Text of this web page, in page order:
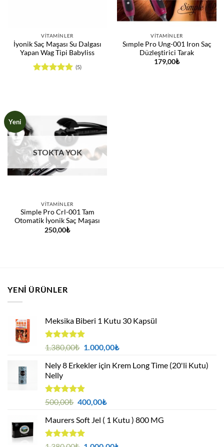
VITAMINLER
İyonik Saç Maşası Su Dalgası
Yapan Wag Tipi Babyliss
(5)
VITAMINLER
Sımple Pro Ung-001 Iron Saç
Düzleştirici Tarak
179,00₺
Yeni
STOKTA YOK
VITAMINLER
Simple Pro Crl-001 Tam
Otomatik İyonik Saç Maşası
250,00₺
YENI ÜRÜNLER
Meksika Biberi 1 Kutu 30 Kapsül
5 üzerinden
oy
aldı
1.380,00₺ Orijinal
1.380,00₺.
1.000,00₺Şu
fiyat:
Nely 8 Erkekler için Krem Long Time (20'li Kutu)
Nelly
5 üzerinden
oy
aldı
500,00₺ Orijinal
500,00₺.
400,00₺Şu
fiyat:
Maurers Soft Jel ( 1 Kutu ) 800 MG
5 üzerinden